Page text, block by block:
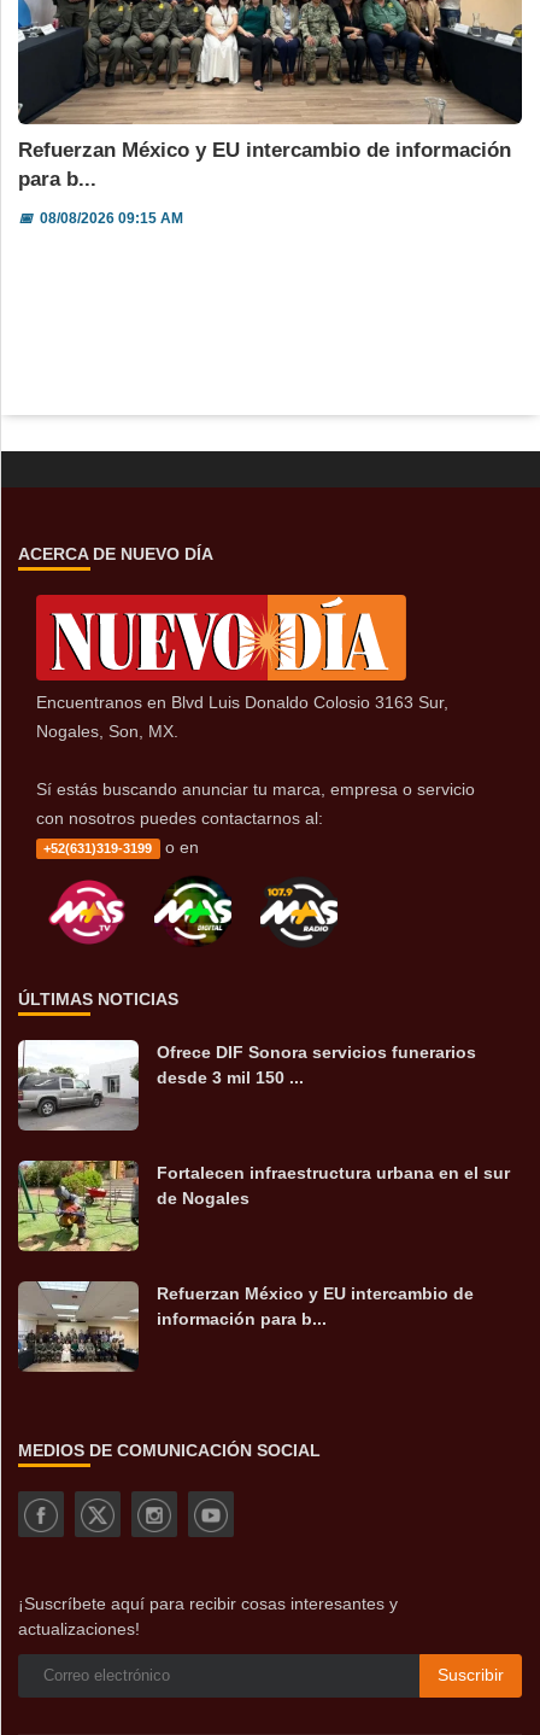
Refuerzan México y EU intercambio de información
para b...
📅08/08/2026 09:15 AM
ACERCA DE NUEVO DÍA
Encuentranos en Blvd Luis Donaldo Colosio 3163 Sur,
Nogales, Son, MX.
Sí estás buscando anunciar tu marca, empresa o servicio
con nosotros puedes contactarnos al:
+52(631)319-3199 o en
ÚLTIMAS NOTICIAS
Ofrece DIF Sonora servicios funerarios
desde 3 mil 150 ...
Fortalecen infraestructura urbana en el sur
de Nogales
Refuerzan México y EU intercambio de
información para b...
MEDIOS DE COMUNICACIÓN SOCIAL
¡Suscríbete aquí para recibir cosas interesantes y
actualizaciones!
Suscribir